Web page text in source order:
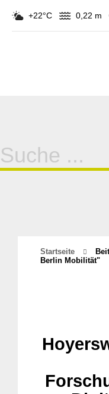
+22°C 0,22 m
Suche
für:
Startseite
Berlin Mobilität"